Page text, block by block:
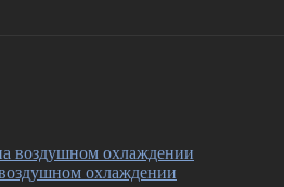
охлаждении